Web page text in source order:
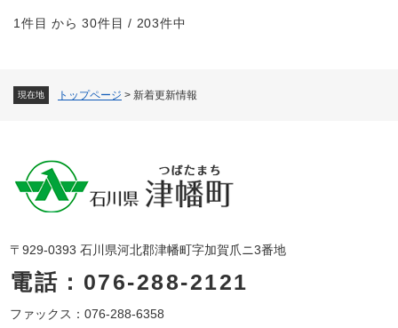
現在地 トップページ > 新着更新情報
1件目 から 30件目 / 203件中
〒929-0393 石川県河北郡津幡町字加賀爪ニ3番地
電話：076-288-2121
ファックス：076-288-6358